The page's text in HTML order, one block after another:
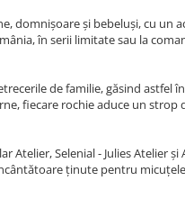
domnișoare și bebeluși, cu un
în serii limitate sau la
de familie, găsind astfel
fiecare rochie aduce un strop
Atelier, Selenial - Julies Atelier
ținute pentru